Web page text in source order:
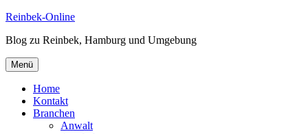
Zum
springen
Reinbek-Online
Blog zu Reinbek, Hamburg und Umgebung
Menü
Home
Kontakt
Branchen
Anwalt